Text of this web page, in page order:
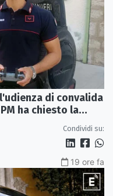
di convalida
ha chiesto la
Condividi su:
19 ore fa